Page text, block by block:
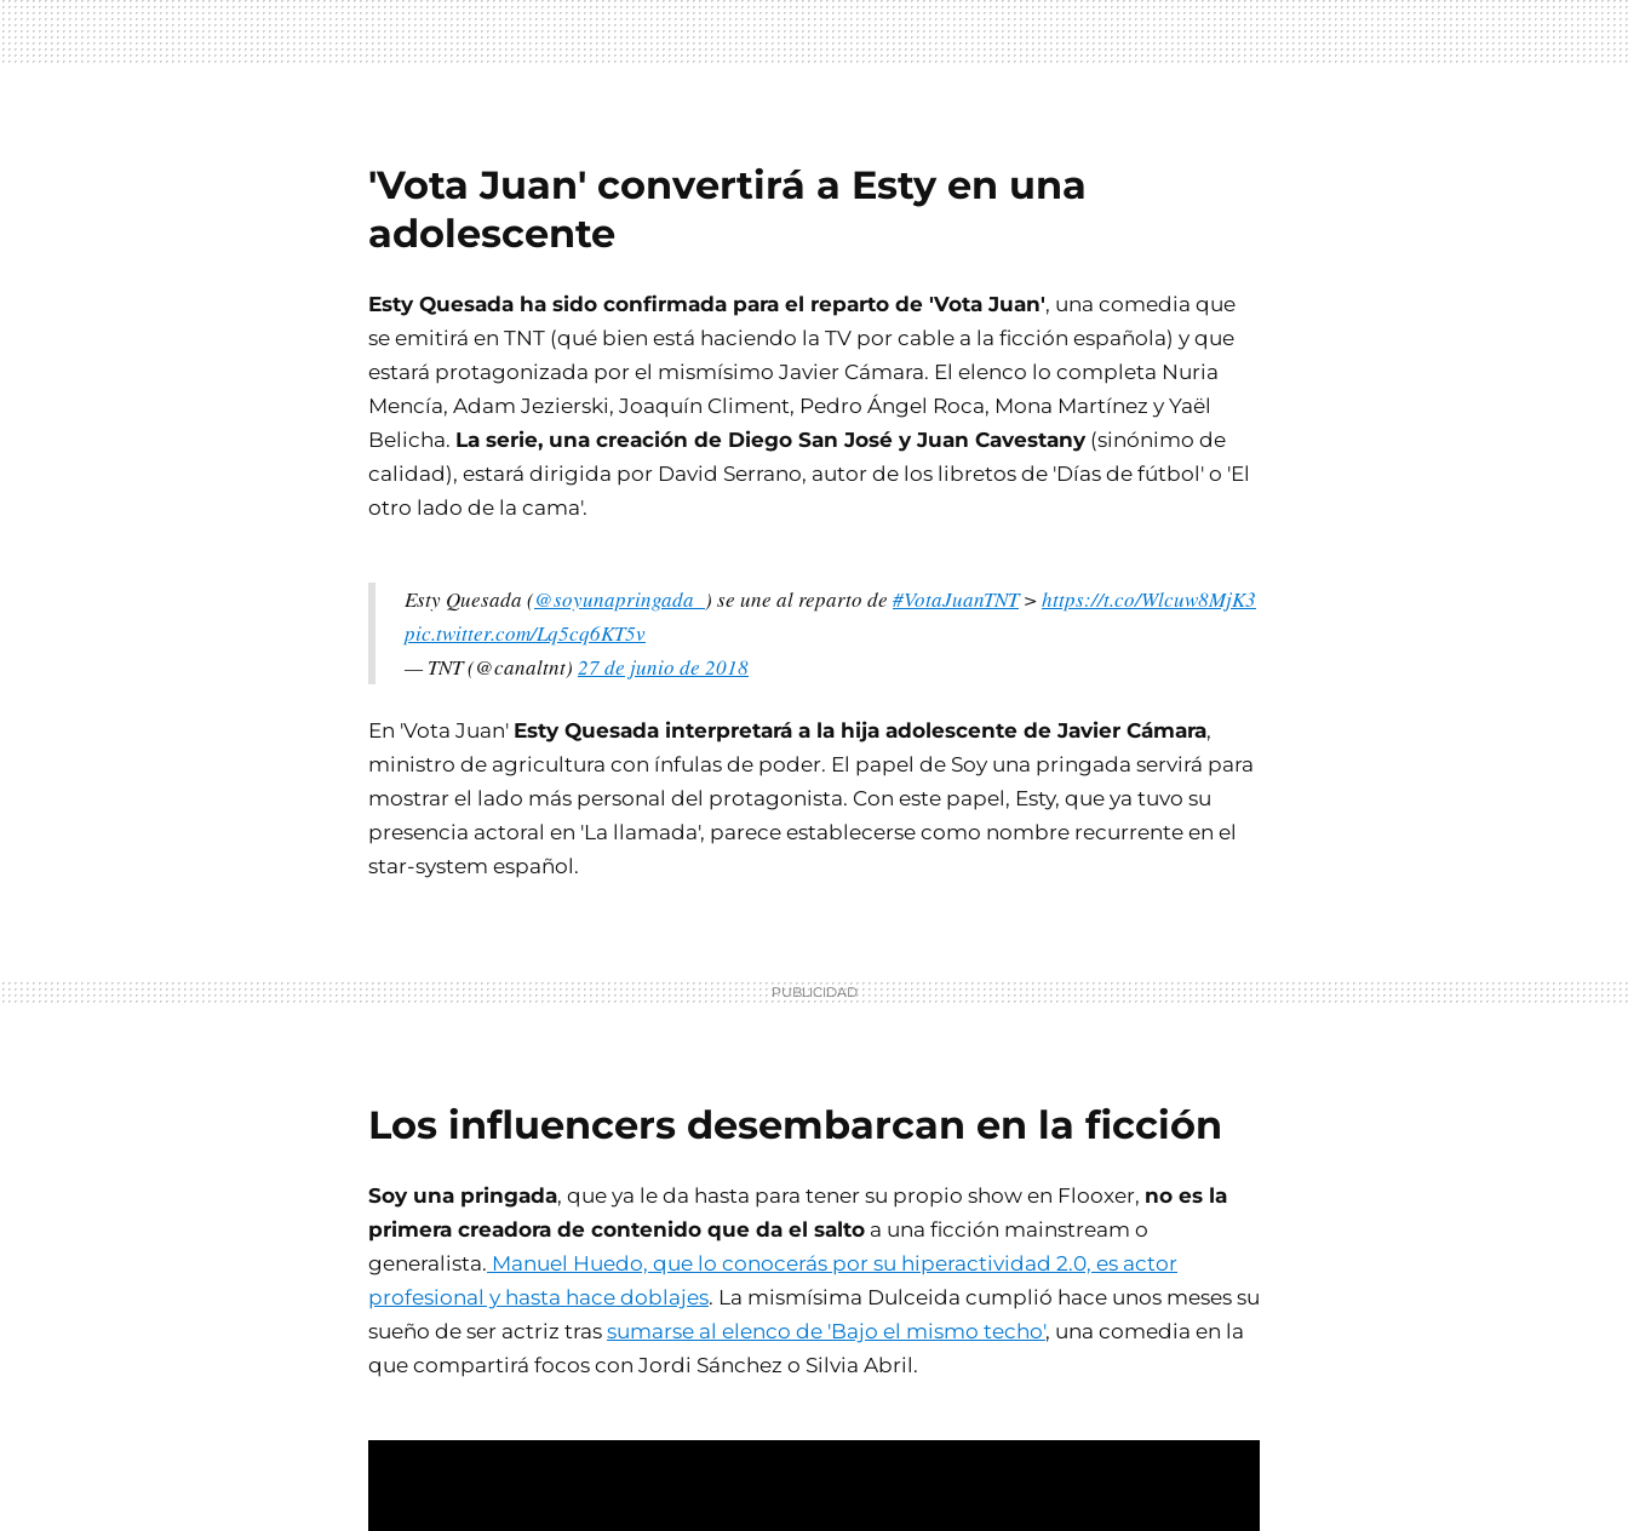
'Vota Juan' convertirá a Esty en una
adolescente
Esty Quesada ha sido confirmada para el reparto de 'Vota Juan', una comedia que
se emitirá en TNT (qué bien está haciendo la TV por cable a la ficción española) y que
estará protagonizada por el mismísimo Javier Cámara. El elenco lo completa Nuria
Mencía, Adam Jezierski, Joaquín Climent, Pedro Ángel Roca, Mona Martínez y Yaël
Belicha. La serie, una creación de Diego San José y Juan Cavestany (sinónimo de
calidad), estará dirigida por David Serrano, autor de los libretos de 'Días de fútbol' o 'El
otro lado de la cama'.
Esty Quesada (@soyunapringada_ ) se une al reparto de #VotaJuanTNT>https://t.co/Wlcuw8MjK3
pic.twitter.com/Lq5cq6KT5v
— TNT (@canaltnt) 27 de junio de 2018
En 'Vota Juan' Esty Quesada interpretará a la hija adolescente de Javier Cámara,
ministro de agricultura con ínfulas de poder. El papel de Soy una pringada servirá para
mostrar el lado más personal del protagonista. Con este papel, Esty, que ya tuvo su
presencia actoral en 'La llamada', parece establecerse como nombre recurrente en el
star-system español.
Los influencers desembarcan en la ficción
Soy una pringada, que ya le da hasta para tener su propio show en Flooxer, no es la
primera creadora de contenido que da el salto a una ficción mainstream o
generalista. Manuel Huedo, que lo conocerás por su hiperactividad 2.0, es actor
profesional y hasta hace doblajes. La mismísima Dulceida cumplió hace unos meses su
sueño de ser actriz tras sumarse al elenco de 'Bajo el mismo techo', una comedia en la
que compartirá focos con Jordi Sánchez o Silvia Abril.